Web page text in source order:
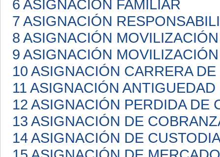
6 ASIGNACIÓN FAMILIAR
7 ASIGNACIÓN
8 ASIGNACIÓN MOVILIZACIÓN
9 ASIGNACIÓN
10 ASIGNACIÓN CARRERA
11 ASIGNACIÓN
12 ASIGNACIÓN PERDIDA DE
13 ASIGNACIÓN DE
14 ASIGNACIÓN DE